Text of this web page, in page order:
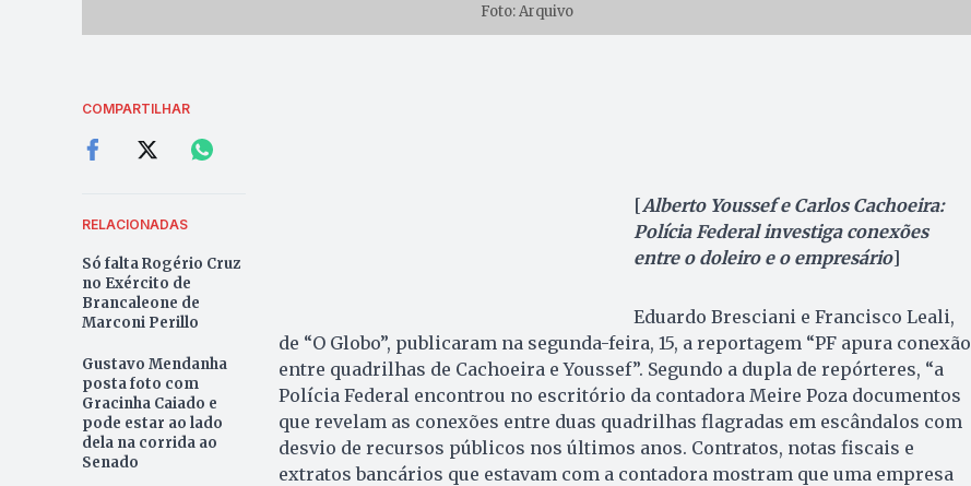
Foto: Arquivo
COMPARTILHAR
RELACIONADAS
Só falta Rogério Cruz
no Exército de
Brancaleone de
Marconi Perillo
Gustavo Mendanha
posta foto com
Gracinha Caiado e
pode estar ao lado
dela na corrida ao
Senado
[Alberto Youssef e Carlos Cachoeira:
Polícia Federal investiga conexões
entre o doleiro e o empresário]
Eduardo Bresciani e Francisco Leali,
de “O Globo”, publicaram na segunda-feira, 15, a reportagem “PF apura conexão
entre quadrilhas de Cachoeira e Youssef”. Segundo a dupla de repórteres, “a
Polícia Federal encontrou no escritório da contadora Meire Poza documentos
que revelam as conexões entre duas quadrilhas flagradas em escândalos com
desvio de recursos públicos nos últimos anos. Contratos, notas fiscais e
extratos bancários que estavam com a contadora mostram que uma empresa